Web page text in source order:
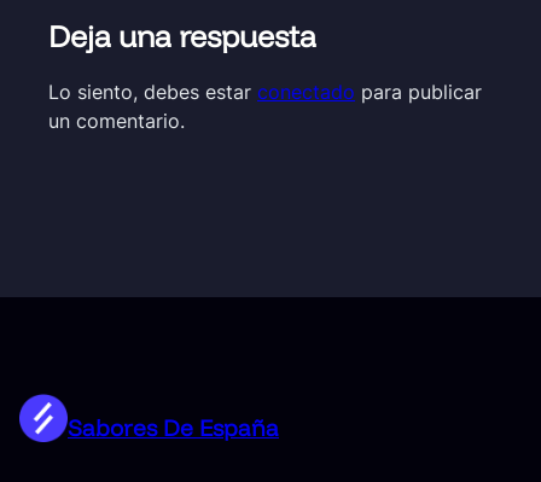
Deja una respuesta
Lo siento, debes estar conectado para publicar
un comentario.
Sabores De España